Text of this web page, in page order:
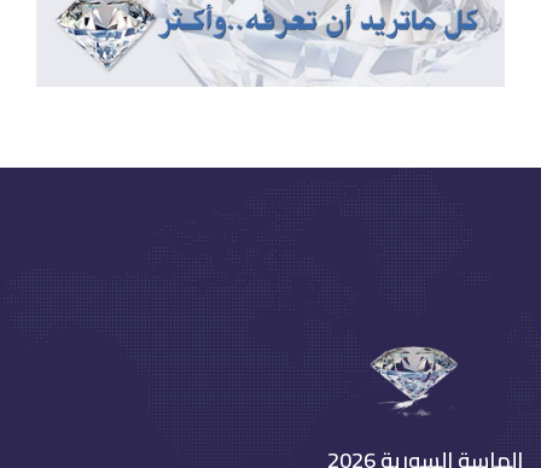
الماسة السورية 2026